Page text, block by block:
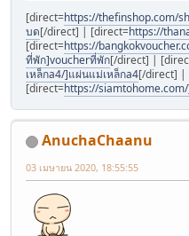
[direct=https://thefinshop.com/
บด[/direct] | [direct=https://
[direct=https://
ที่พัก]voucherที่พัก[/direct] |
เหล็กa4/]แผ่นแม่เหล็กa4[/direct] |
[direct=https://
AnuchaChaanu
03 เมษายน 2020, 18:55:55